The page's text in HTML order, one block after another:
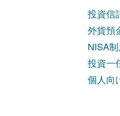
投資信
外貨預
NISA
投資一
個人向